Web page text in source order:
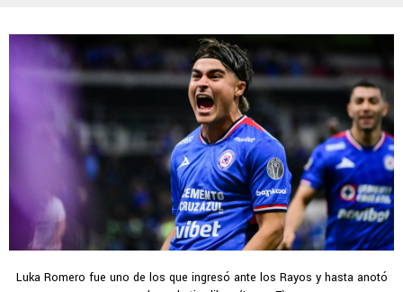
Luka Romero fue uno de los que ingresó ante los Rayos y hasta anotó